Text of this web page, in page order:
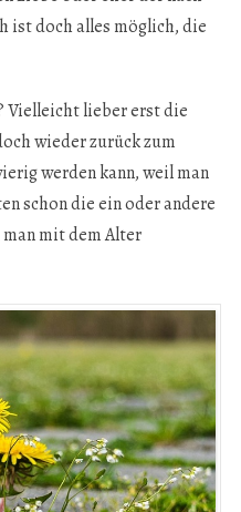
ist doch alles möglich, die
Vielleicht lieber erst die
wieder zurück zum
werden kann, weil man
schon die ein oder andere
mit dem Alter